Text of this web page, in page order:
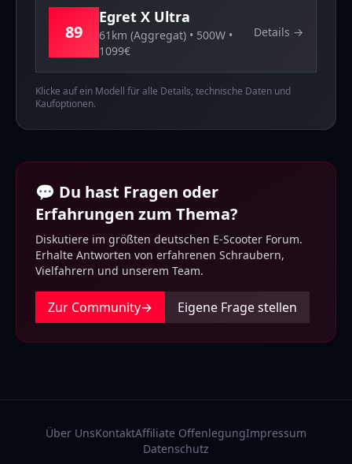
89
Egret X Ultra
61km (Aggregat) • 500W •
1099€
Details →
Klicke auf ein Modell für alle Details, technische Daten und
Kaufoptionen.
💬 Du hast Fragen oder
Erfahrungen zum Thema?
Diskutiere im größten deutschen E-Scooter Forum.
Erhalte Antworten von erfahrenen Schraubern,
Vielfahrern und unserem Team.
Zur Community→ Eigene Frage stellen
Über UnsKontaktAffiliate OffenlegungImpressum
Datenschutz